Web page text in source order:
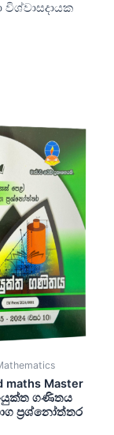
විශ්වාසදායක
maths Master
ගණිතය
ප්‍රශ්නෝත්තර